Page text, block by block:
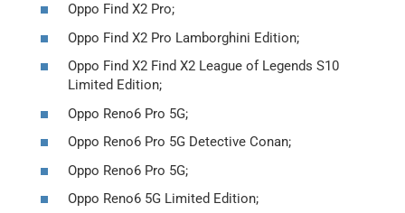
Oppo Find X2 Pro;
Oppo Find X2 Pro Lamborghini Edition;
Oppo Find X2 Find X2 League of Legends S10
Limited Edition;
Oppo Reno6 Pro 5G;
Oppo Reno6 Pro 5G Detective Conan;
Oppo Reno6 Pro 5G;
Oppo Reno6 5G Limited Edition;